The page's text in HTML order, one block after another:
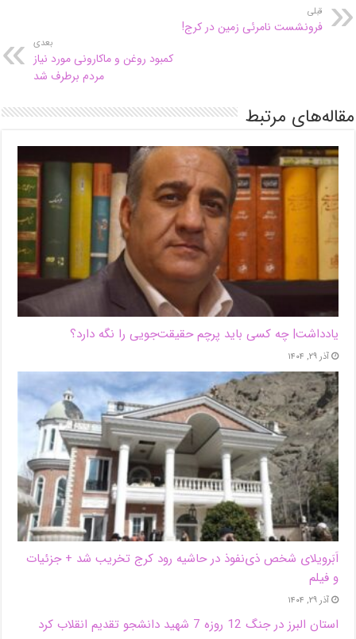
قبلی
فرونشست نامرئی زمین در کرج!
بعدی
کمبود روغن و ماکارونی مورد نیاز
مردم برطرف شد
مقاله‌های مرتبط
یادداشت| ‌چه کسی باید پرچم حقیقت‌جویی را نگه دارد؟
آذر ۲۹, ۱۴۰۴
اَبَر‌ویلای شخص ذی‌نفوذ در حاشیه‌ رود کرج تخریب شد + جزئیات
و فیلم
آذر ۲۹, ۱۴۰۴
استان البرز در جنگ 12 روزه 7 شهید دانشجو تقدیم انقلاب کرد